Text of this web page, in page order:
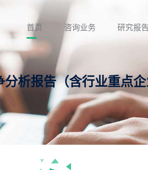
首页 咨询业务 研究报告
析报告（含行业重点